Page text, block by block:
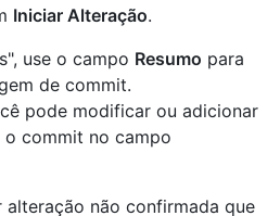
Iniciar Alteração.
use o campo Resumo para
de commit.
pode modificar ou adicionar
commit no campo
alteração não confirmada que